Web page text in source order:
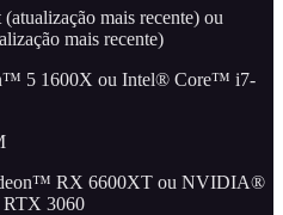
mais recente) ou
mais recente)
5 1600X ou Intel® Core™ i7-
RX 6600XT ou NVIDIA®
3060